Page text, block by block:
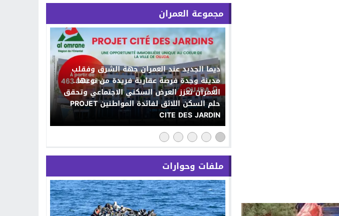
مجموعة العمران
ديما الجديد عند العمران جهة الشرق وفقلب
مدينة وجدة فرصة عقارية فريدة من نوعها..
العمران تعزز العرض السكني الاجتماعي وتحقق
حلم السكن اللائق لفائدة المواطنين PROJET
CITE DES JARDIN
ملفات وحوارات